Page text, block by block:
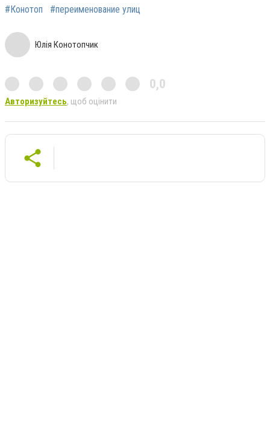
#Конотоп
#переименование улиц
Юлія Конотопчик
0,0
Авторизуйтесь, щоб оцінити